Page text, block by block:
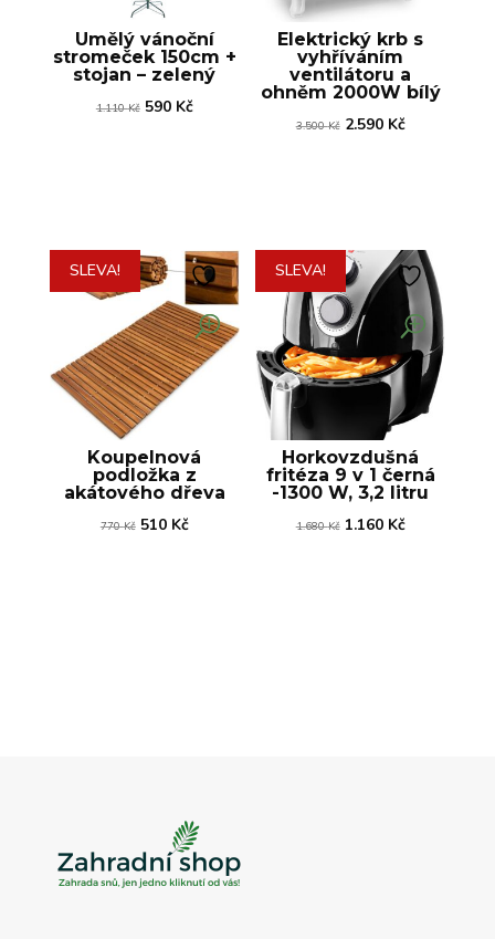
Umělý vánoční
stromeček 150cm +
stojan – zelený
1.110Kč Původní
590 KčAktuální
Elektrický krb s
vyhříváním
ventilátoru a
ohněm 2000W bílý
3.500Kč Původní
2.590 KčAktuální
SLEVA!
Koupelnová
podložka z
akátového dřeva
770Kč Původní
510 KčAktuální
SLEVA!
Horkovzdušná
fritéza 9 v 1 černá
-1300 W, 3,2 litru
1.680Kč Původní
1.160 KčAktuální